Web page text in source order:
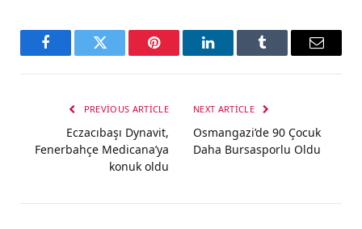
FacebookTwitter Pinterest LinkedInTumblr Email
PREVIOUS ARTICLE
Eczacıbaşı Dynavit,
Fenerbahçe Medicana’ya
konuk oldu
NEXT ARTICLE
Osmangazi’de 90 Çocuk
Daha Bursasporlu Oldu